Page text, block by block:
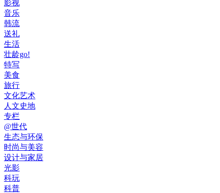
影视
音乐
韩流
送礼
生活
壮龄go!
特写
美食
旅行
文化艺术
人文史地
专栏
@世代
生态与环保
时尚与美容
设计与家居
光影
科玩
科普